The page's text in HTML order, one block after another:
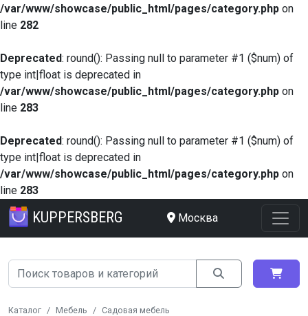
/var/www/showcase/public_html/pages/category.php on
line 282
Deprecated: round(): Passing null to parameter #1 ($num) of
type int|float is deprecated in
/var/www/showcase/public_html/pages/category.php on
line 283
Deprecated: round(): Passing null to parameter #1 ($num) of
type int|float is deprecated in
/var/www/showcase/public_html/pages/category.php on
line 283
KUPPERSBERG Москва
Каталог Мебель
Садовая мебель